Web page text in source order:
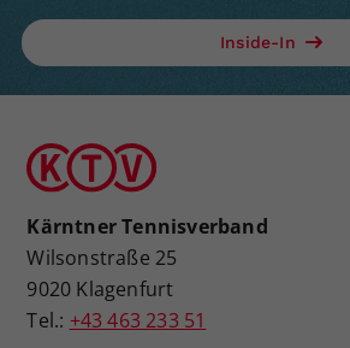
Inside-In
Kärntner Tennisverband
Wilsonstraße 25
9020 Klagenfurt
Tel.: +43 463 233 51